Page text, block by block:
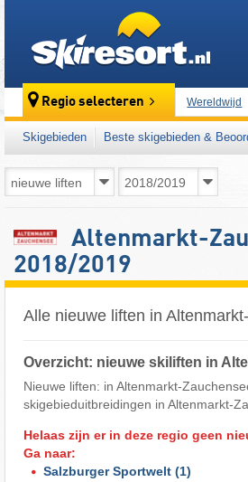
Regio selecteren Wereldwijd
Skigebieden Beste skigebieden &
Altenmarkt-
2018/2019
Alle nieuwe liften in
Overzicht: nieuwe skiliften in
Nieuwe liften: in Altenmarkt-
skigebieduitbreidingen in Altenmarkt-
Helaas zijn er in deze regio geen
Ga naar:
Salzburger Sportwelt (1)